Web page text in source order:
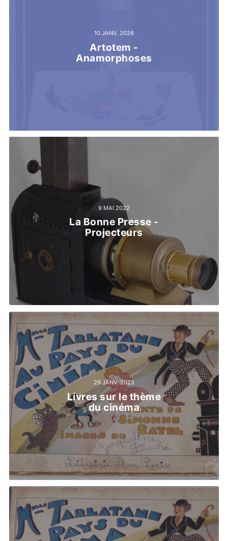
10 JANV. 2026
Artotem -
Anamorphoses
9 MAI 2022
La Bonne Presse -
Projecteurs
29 JANV. 2023
Livres sur le thème
du cinéma